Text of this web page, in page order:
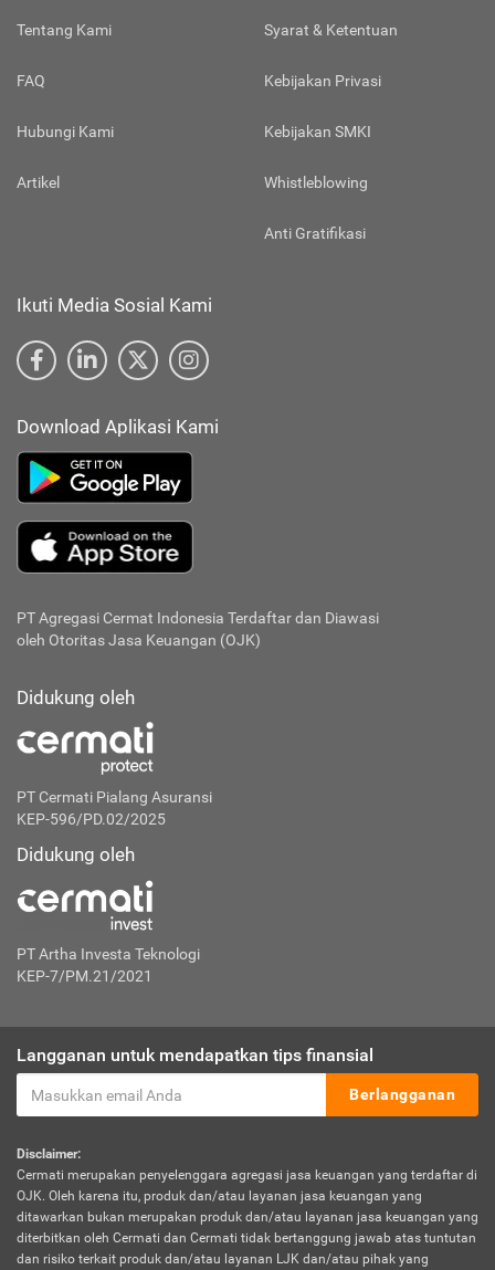
Tentang Kami
FAQ
Hubungi Kami
Artikel
Syarat & Ketentuan
Kebijakan Privasi
Kebijakan SMKI
Whistleblowing
Anti Gratifikasi
Ikuti Media Sosial Kami
Download Aplikasi Kami
PT Agregasi Cermat Indonesia Terdaftar dan Diawasi
oleh Otoritas Jasa Keuangan (OJK)
Didukung oleh
PT Cermati Pialang Asuransi
KEP-596/PD.02/2025
Didukung oleh
PT Artha Investa Teknologi
KEP-7/PM.21/2021
Langganan untuk mendapatkan tips finansial
Berlangganan
Disclaimer:
Cermati merupakan penyelenggara agregasi jasa keuangan yang terdaftar di
OJK. Oleh karena itu, produk dan/atau layanan jasa keuangan yang
ditawarkan bukan merupakan produk dan/atau layanan jasa keuangan yang
diterbitkan oleh Cermati dan Cermati tidak bertanggung jawab atas tuntutan
dan risiko terkait produk dan/atau layanan LJK dan/atau pihak yang